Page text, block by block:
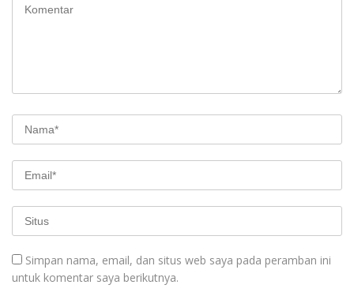
Simpan nama, email, dan situs web saya pada peramban ini
untuk komentar saya berikutnya.